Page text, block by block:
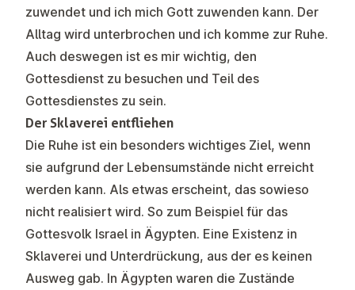
zuwendet und ich mich Gott zuwenden kann. Der
Alltag wird unterbrochen und ich komme zur Ruhe.
Auch deswegen ist es mir wichtig, den
Gottesdienst zu besuchen und Teil des
Gottesdienstes zu sein.
Der Sklaverei entfliehen
Die Ruhe ist ein besonders wichtiges Ziel, wenn
sie aufgrund der Lebensumstände nicht erreicht
werden kann. Als etwas erscheint, das sowieso
nicht realisiert wird. So zum Beispiel für das
Gottesvolk Israel in Ägypten. Eine Existenz in
Sklaverei und Unterdrückung, aus der es keinen
Ausweg gab. In Ägypten waren die Zustände